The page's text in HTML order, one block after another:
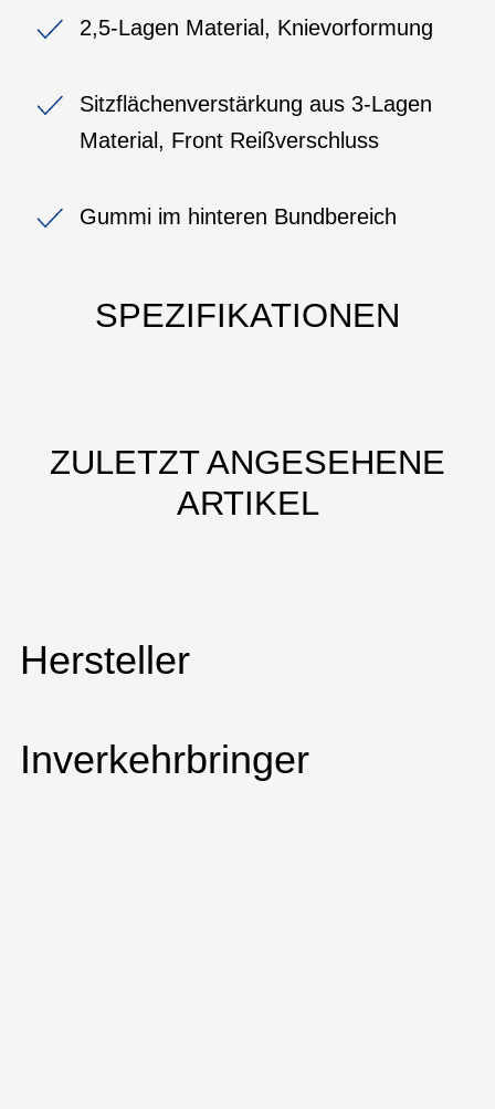
2,5-Lagen Material, Knievorformung
Sitzflächenverstärkung aus 3-Lagen
Material, Front Reißverschluss
Gummi im hinteren Bundbereich
SPEZIFIKATIONEN
ZULETZT ANGESEHENE
ARTIKEL
Hersteller
Inverkehrbringer